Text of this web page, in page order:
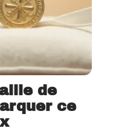
de
ce